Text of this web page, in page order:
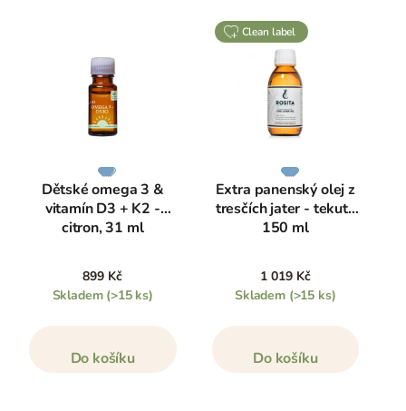
Dětské omega 3 &
vitamín D3 + K2 -
citron, 31 ml
899 Kč
Skladem (>15 ks)
Do košíku
clean label
Extra panenský olej z
tresčích jater - tekutý
150 ml
1 019 Kč
Skladem (>15 ks)
Do košíku